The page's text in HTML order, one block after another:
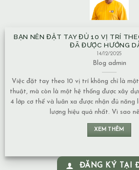
BẠN NÊN ĐẶT TAY ĐỦ 10 VỊ TRÍ
ĐÃ ĐƯỢC HƯỚNG
14/12/2025
Blog admin
Việc đặt tay theo 10 vị trí không chỉ là
thuật, mà còn là một hệ thống được xây
4 lớp cơ thể và luân xa được nhận đủ năng
lượng hiệu quả nhất. Vì sao
XEM THÊM
ĐĂNG KÝ TẠI